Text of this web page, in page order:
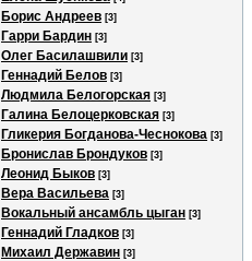
Борис Андреев [3]
Гарри Бардин [3]
Олег Басилашвили [3]
Геннадий Белов [3]
Людмила Белогорская [3]
Галина Белоцерковская [3]
Гликерия Богданова-Чеснокова [3]
Бронислав Брондуков [3]
Леонид Быков [3]
Вера Васильева [3]
Вокальный ансамбль цыган [3]
Геннадий Гладков [3]
Михаил Державин [3]